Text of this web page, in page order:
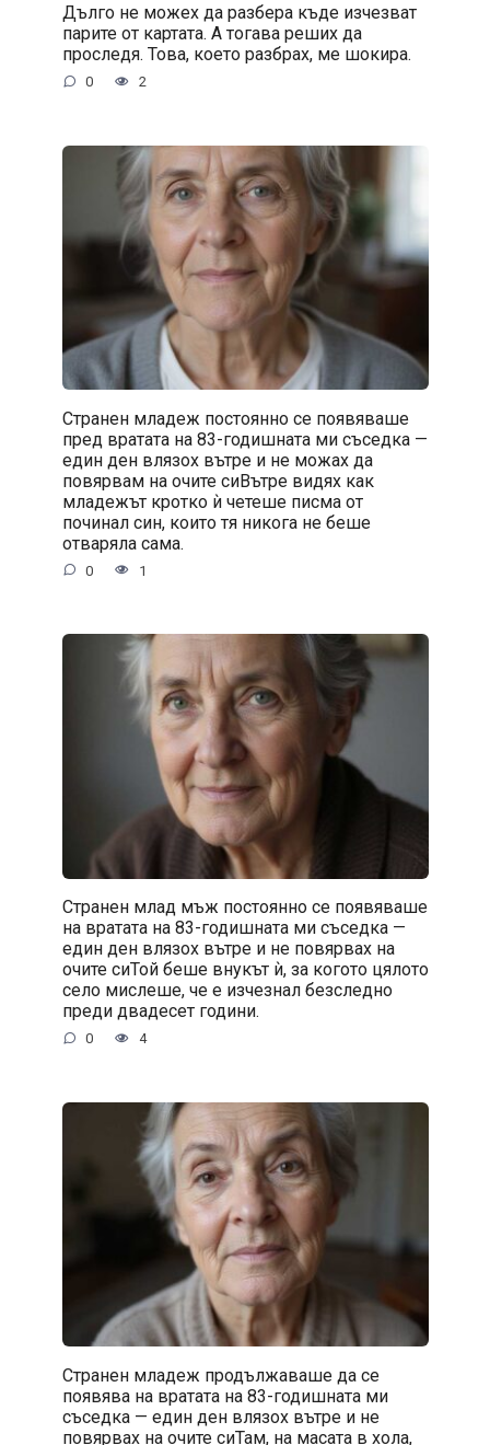
Дълго не можех да разбера къде изчезват
парите от картата. А тогава реших да
проследя. Това, което разбрах, ме шокира.
0 2
Странен младеж постоянно се появяваше
пред вратата на 83-годишната ми съседка —
един ден влязох вътре и не можах да
повярвам на очите сиВътре видях как
младежът кротко ѝ четеше писма от
починал син, които тя никога не беше
отваряла сама.
0 1
Странен млад мъж постоянно се появяваше
на вратата на 83-годишната ми съседка —
един ден влязох вътре и не повярвах на
очите сиТой беше внукът ѝ, за когото цялото
село мислеше, че е изчезнал безследно
преди двадесет години.
0 4
Странен младеж продължаваше да се
появява на вратата на 83-годишната ми
съседка — един ден влязох вътре и не
повярвах на очите сиТам, на масата в хола,